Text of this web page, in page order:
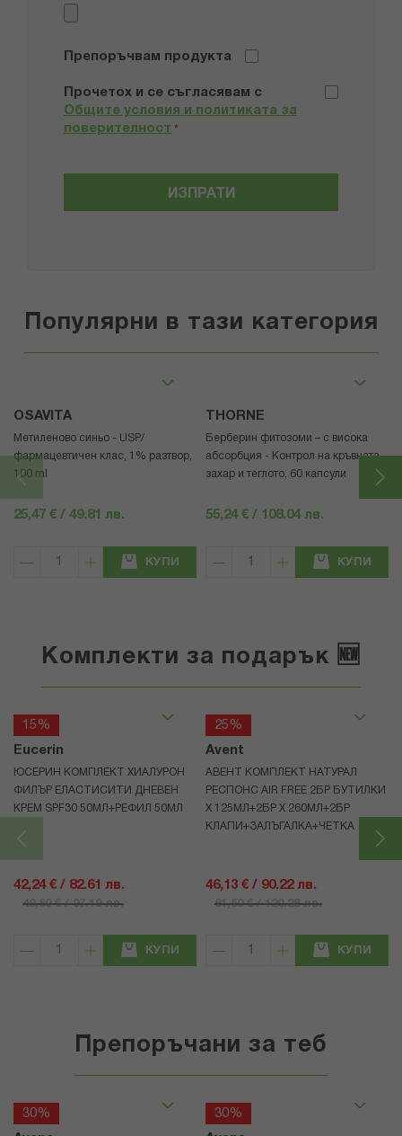
Препоръчвам продукта
Прочетох и се съгласявам с
Общите условия и политиката за
поверителност *
ИЗПРАТИ
Популярни в тази категория
OSAVITA
Метиленово синьо - USP/
фармацевтичен клас, 1% разтвор,
100 ml
25,47 € / 49.81 лв.
КУПИ
THORNE
Берберин фитозоми – с висока
абсорбция - Контрол на кръвната
захар и теглото, 60 капсули
55,24 € / 108.04 лв.
КУПИ
Комплекти за подарък 🆕
15%
Eucerin
ЮСЕРИН КОМПЛЕКТ ХИАЛУРОН
ФИЛЪР ЕЛАСТИСИТИ ДНЕВЕН
КРЕМ SPF30 50МЛ+РЕФИЛ 50МЛ
42,24 € / 82.61 лв.
49,69 € / 97.19 лв.
КУПИ
25%
Avent
АВЕНТ КОМПЛЕКТ НАТУРАЛ
РЕСПОНС AIR FREE 2БР БУТИЛКИ
Х 125МЛ+2БР Х 260МЛ+2БР
КЛАПИ+ЗАЛЪГАЛКА+ЧЕТКА
46,13 € / 90.22 лв.
61,50 € / 120.28 лв.
КУПИ
Препоръчани за теб
30%
30%